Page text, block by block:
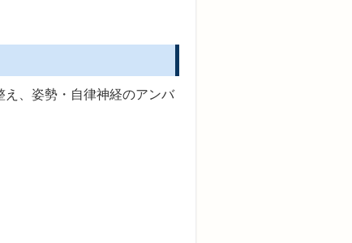
え、姿勢・自律神経のアンバ